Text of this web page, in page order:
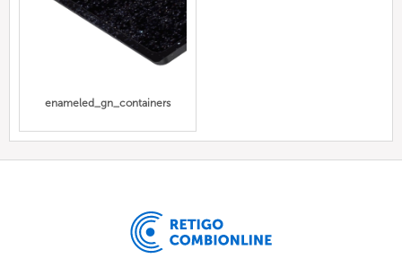
enameled_gn_containers